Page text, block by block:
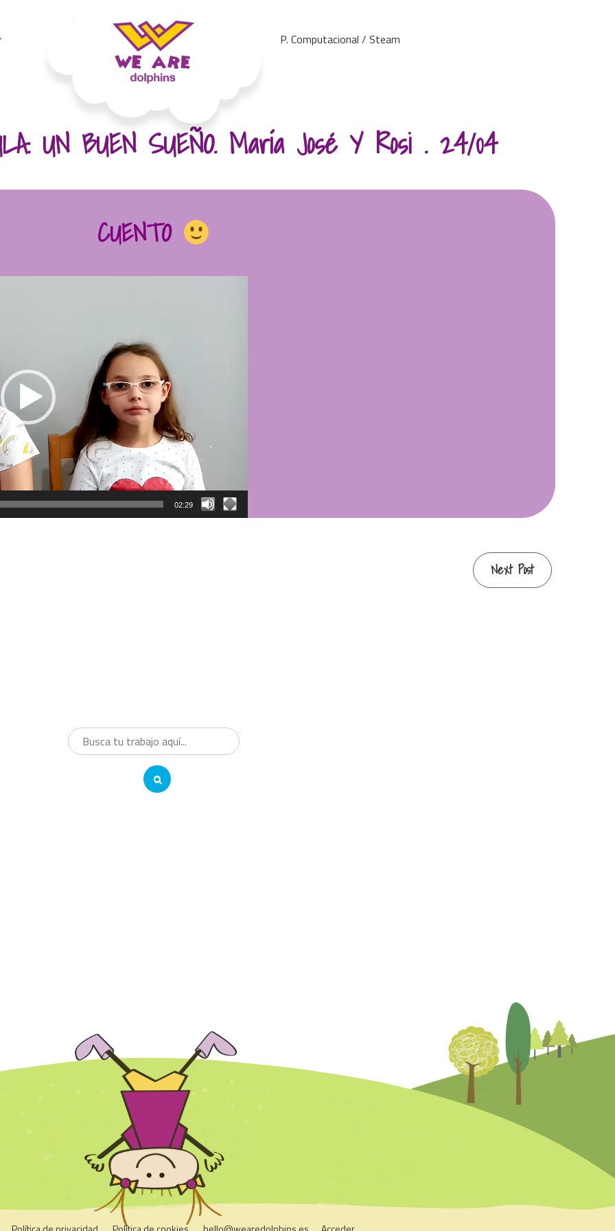
We Are Dolphins. Acquiring A New Language
P. Computacional / Steam
UN BUEN SUEÑO. María José Y Rosi . 24/04
CUENTO
02:29
Next Post